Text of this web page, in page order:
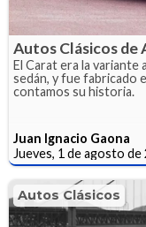
Autos Clásicos de
El Carat era la variante
sedán, y fue fabricado
contamos su historia.
Juan Ignacio Gaona
Jueves, 1 de agosto de
Autos Clásicos